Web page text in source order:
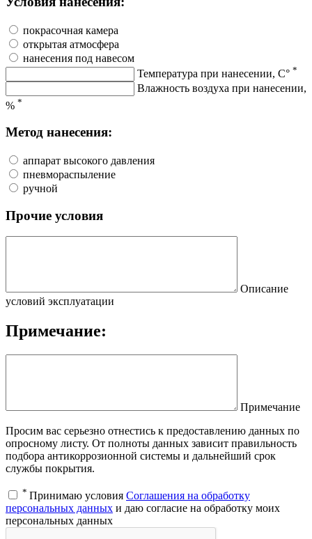
покрасочная камера
открытая атмосфера
нанесения под навесом
Температура при нанесении, С° *
Влажность воздуха при нанесении,
% *
Метод нанесения:
аппарат высокого давления
пневмораспыление
ручной
Прочие условия
Описание
условий эксплуатации
Примечание:
Примечание
Просим вас серьезно отнестись к предоставлению данных по
опросному листу. От полноты данных зависит правильность
подбора антикоррозионной системы и дальнейший срок
службы покрытия.
* Принимаю условия Соглашения на обработку
персональных данных и даю согласие на обработку моих
персональных данных